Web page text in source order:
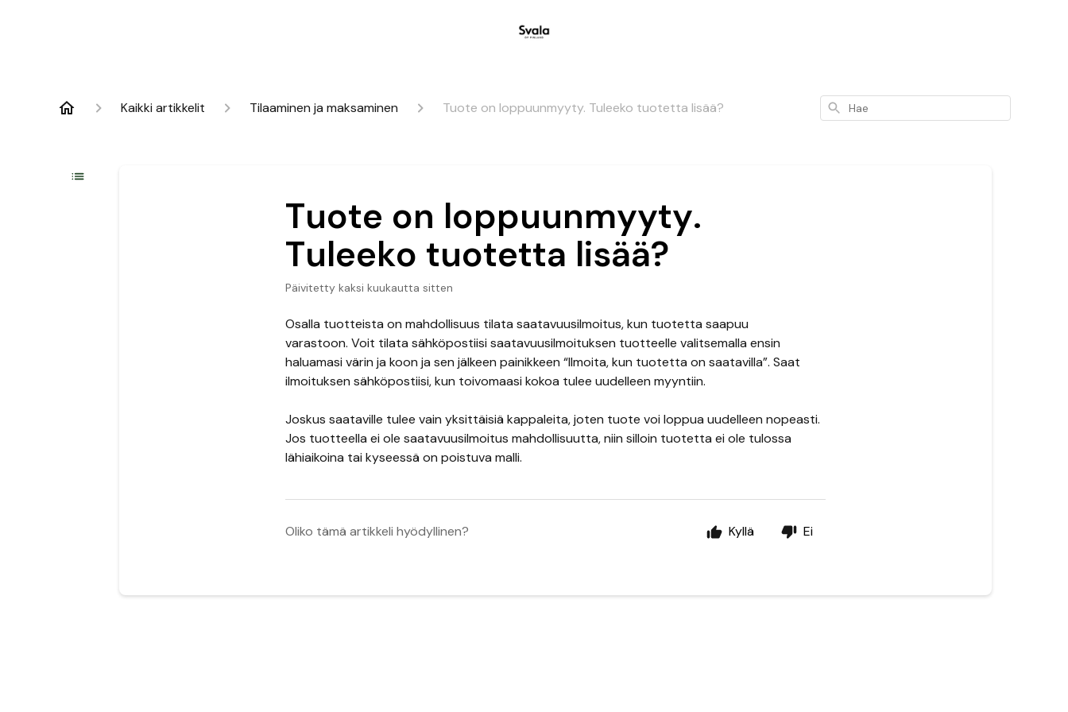
Kaikki artikkelit Tilaaminen ja maksaminen Tuote on loppuunmyyty. Tuleeko tuotetta lisää? Hae
Tuote on loppuunmyyty.
Tuleeko tuotetta lisää?
Päivitetty kaksi kuukautta sitten
Osalla tuotteista on mahdollisuus tilata saatavuusilmoitus, kun tuotetta saapuu
varastoon. Voit tilata sähköpostiisi saatavuusilmoituksen tuotteelle valitsemalla ensin
haluamasi värin ja koon ja sen jälkeen painikkeen “Ilmoita, kun tuotetta on saatavilla”. Saat
ilmoituksen sähköpostiisi, kun toivomaasi kokoa tulee uudelleen myyntiin.
Joskus saataville tulee vain yksittäisiä kappaleita, joten tuote voi loppua uudelleen nopeasti.
Jos tuotteella ei ole saatavuusilmoitus mahdollisuutta, niin silloin tuotetta ei ole tulossa
lähiaikoina tai kyseessä on poistuva malli.
Oliko tämä artikkeli hyödyllinen? Kyllä Ei